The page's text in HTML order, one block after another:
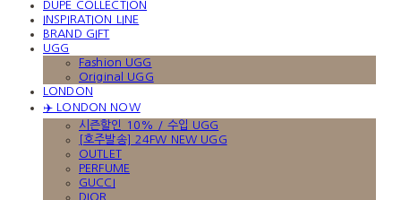
DUPE COLLECTION
INSPIRATION LINE
BRAND GIFT
UGG
Fashion UGG
Original UGG
LONDON
✈️ LONDON NOW
시즌할인 10% / 수입 UGG
[호주발송] 24FW NEW UGG
OUTLET
PERFUME
GUCCI
DIOR